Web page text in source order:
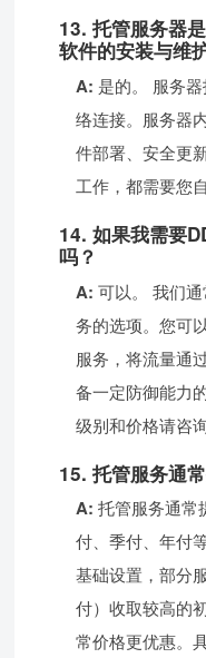
13. 托管服务器
软件的安装与维
A: 是的。 服务
络连接。服务器
件部署、安全更
工作，都需要您
14. 如果我需要
吗？
A: 可以。 我们
务的选项。您可
服务，将流量通
备一定防御能力
级别和价格请咨
15. 托管服务通
A: 托管服务通常
付、季付、年付
基础设置，部分
付）收取较高的
常价格更优惠。